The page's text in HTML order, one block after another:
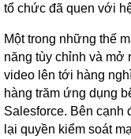
tổ chức đã quen với
Một trong những thế
năng tùy chỉnh và mở
video lên tới hàng
hàng trăm ứng dụng
Salesforce. Bên cạnh
lại quyền kiểm soát